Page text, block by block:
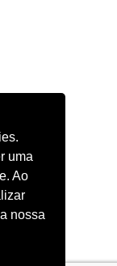
uma
Ao
nossa